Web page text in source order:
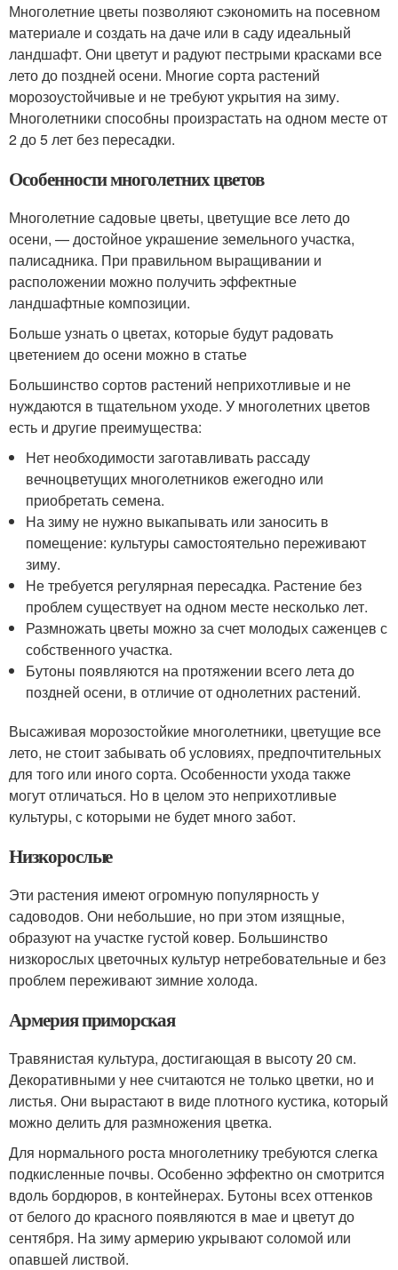
Многолетние цветы позволяют сэкономить на посевном
материале и создать на даче или в саду идеальный
ландшафт. Они цветут и радуют пестрыми красками все
лето до поздней осени. Многие сорта растений
морозоустойчивые и не требуют укрытия на зиму.
Многолетники способны произрастать на одном месте от
2 до 5 лет без пересадки.
Особенности многолетних цветов
Многолетние садовые цветы, цветущие все лето до
осени, — достойное украшение земельного участка,
палисадника. При правильном выращивании и
расположении можно получить эффектные
ландшафтные композиции.
Больше узнать о цветах, которые будут радовать
цветением до осени можно в статье
Большинство сортов растений неприхотливые и не
нуждаются в тщательном уходе. У многолетних цветов
есть и другие преимущества:
Нет необходимости заготавливать рассаду
вечноцветущих многолетников ежегодно или
приобретать семена.
На зиму не нужно выкапывать или заносить в
помещение: культуры самостоятельно переживают
зиму.
Не требуется регулярная пересадка. Растение без
проблем существует на одном месте несколько лет.
Размножать цветы можно за счет молодых саженцев с
собственного участка.
Бутоны появляются на протяжении всего лета до
поздней осени, в отличие от однолетних растений.
Высаживая морозостойкие многолетники, цветущие все
лето, не стоит забывать об условиях, предпочтительных
для того или иного сорта. Особенности ухода также
могут отличаться. Но в целом это неприхотливые
культуры, с которыми не будет много забот.
Низкорослые
Эти растения имеют огромную популярность у
садоводов. Они небольшие, но при этом изящные,
образуют на участке густой ковер. Большинство
низкорослых цветочных культур нетребовательные и без
проблем переживают зимние холода.
Армерия приморская
Травянистая культура, достигающая в высоту 20 см.
Декоративными у нее считаются не только цветки, но и
листья. Они вырастают в виде плотного кустика, который
можно делить для размножения цветка.
Для нормального роста многолетнику требуются слегка
подкисленные почвы. Особенно эффектно он смотрится
вдоль бордюров, в контейнерах. Бутоны всех оттенков
от белого до красного появляются в мае и цветут до
сентября. На зиму армерию укрывают соломой или
опавшей листвой.